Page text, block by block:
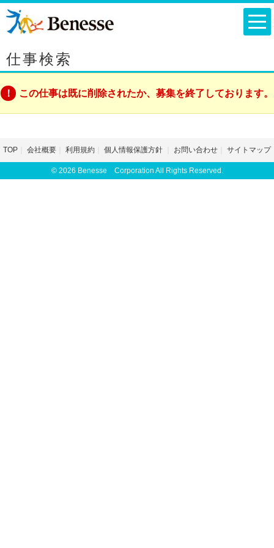
仕事検索
この仕事は既に削除されたか、募集を終了しております。
TOP 会社概要 利用規約 個人情報保護方針 お問い合わせ サイトマップ
© 2026 Benesse Corporation All Rights Reserved.